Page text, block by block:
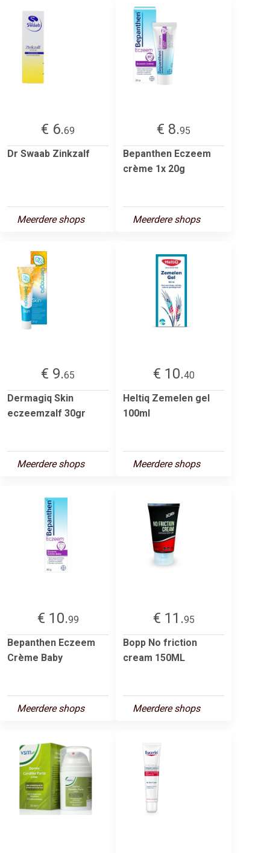
€ 6.69
Dr Swaab Zinkzalf
Meerdere shops
€ 8.95
Bepanthen Eczeem
crème 1x 20g
Meerdere shops
€ 9.65
Dermagiq Skin
eczeemzalf 30gr
Meerdere shops
€ 10.40
Heltiq Zemelen gel
100ml
Meerdere shops
€ 10.99
Bepanthen Eczeem
Crème Baby
Meerdere shops
€ 11.95
Bopp No friction
cream 150ML
Meerdere shops